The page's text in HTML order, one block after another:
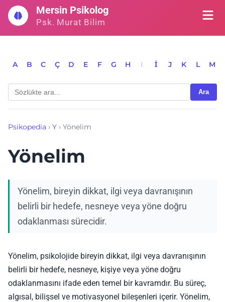
İçeriğe
geç
Mersin Psikolog
Psk. Murat Bilim
A B C Ç D E F G H I İ J K L M
Ara
Psikopedia › Y › Yönelim
Yönelim
Yönelim, bireyin dikkat, ilgi veya davranışının
belirli bir hedefe, nesneye veya yöne doğru
odaklanması sürecidir.
Yönelim, psikolojide bireyin dikkat, ilgi veya davranışının
belirli bir hedefe, nesneye, kişiye veya yöne doğru
odaklanmasını ifade eden temel bir kavramdır. Bu süreç,
algısal, bilişsel ve motivasyonel bileşenleri içerir. Yönelim,